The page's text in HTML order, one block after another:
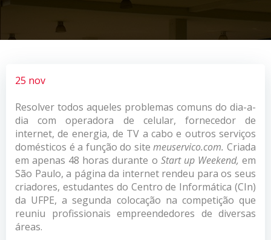
25 nov
Resolver todos aqueles problemas comuns do dia-a-
dia com operadora de celular, fornecedor de
internet, de energia, de TV a cabo e outros serviços
domésticos é a função do sitemeuservico.com. Criada
em apenas 48 horas durante o Start up Weekend,em
São Paulo, a página da internet rendeu para os seus
criadores, estudantes do Centro de Informática (CIn)
da UFPE, a segunda colocação na competição que
reuniu profissionais empreendedores de diversas
áreas.